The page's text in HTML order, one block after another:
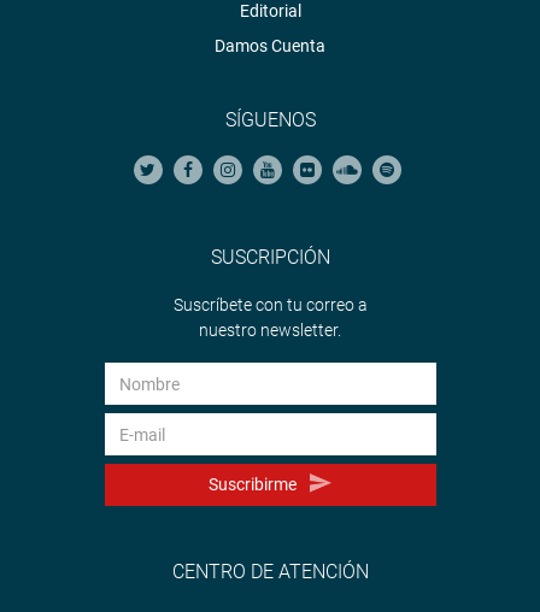
Editorial
Damos Cuenta
SÍGUENOS
SUSCRIPCIÓN
Suscríbete con tu correo a
nuestro newsletter.
Suscribirme
CENTRO DE ATENCIÓN